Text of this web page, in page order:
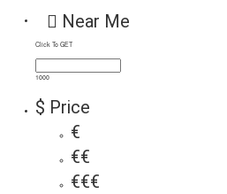
Near Me
Click To GET
1000
$ Price
€
€€
€€€